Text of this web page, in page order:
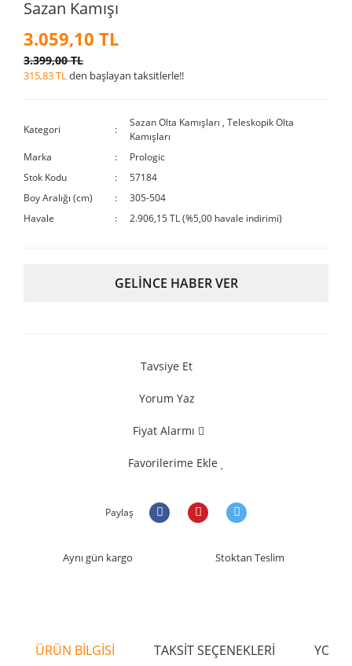
Sazan Kamışı
3.059,10 TL
3.399,00 TL
315,83 TLden başlayan taksitlerle!!
Kategori
Sazan Olta Kamışları ,Teleskopik Olta
Kamışları
Marka
Prologic
Stok Kodu
57184
Boy Aralığı (cm)
305-504
Havale
2.906,15 TL (%5,00 havale indirimi)
GELİNCE HABER VER
Tavsiye Et
Yorum Yaz
Fiyat Alarmı
Favorilerime Ekle
Paylaş
Aynı gün kargo Stoktan Teslim
ÜRÜN BİLGİSİ TAKSİT SEÇENEKLERİ